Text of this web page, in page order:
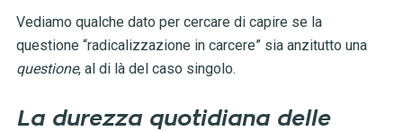
Vediamo qualche dato per cercare di capire se la
questione “radicalizzazione in carcere” sia anzitutto una
questione, al di là del caso singolo.
La durezza quotidiana delle